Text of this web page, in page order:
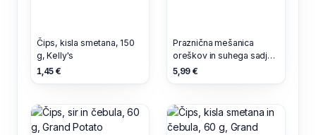
Čips, kisla smetana, 150
g, Kelly's
1,45 €
Praznična mešanica
oreškov in suhega sadja,
v čokoladi, 200 g,
5,99 €